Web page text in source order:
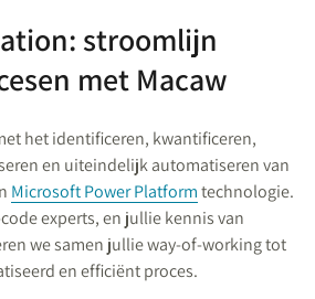
stroomlijn
met Macaw
het identificeren, kwantificeren,
en uiteindelijk automatiseren van
Microsoft Power Platformtechnologie.
experts, en jullie kennis van
we samen jullie way-of-working tot
en efficiënt proces.